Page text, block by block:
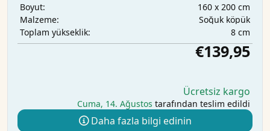
Boyut:
160 x 200 cm
Malzeme:
Soğuk köpük
Toplam yükseklik:
8 cm
€139,95
Ücretsiz kargo
Cuma, 14. Ağustos tarafından teslim edildi
Daha fazla bilgi edinin